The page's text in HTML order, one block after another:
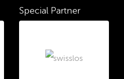
Special Partner